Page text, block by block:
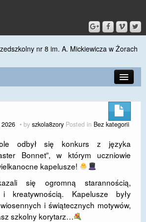
I UCZNIÓW
by szkola8zory Posted in Bez kategorii
odbył się konkurs z języka
Bonnet”, w którym uczniowie
kapelusze!
się ogromną starannością,
i kreatywnością. Kapelusze były
i świątecznych motywów,
szkolny korytarz…